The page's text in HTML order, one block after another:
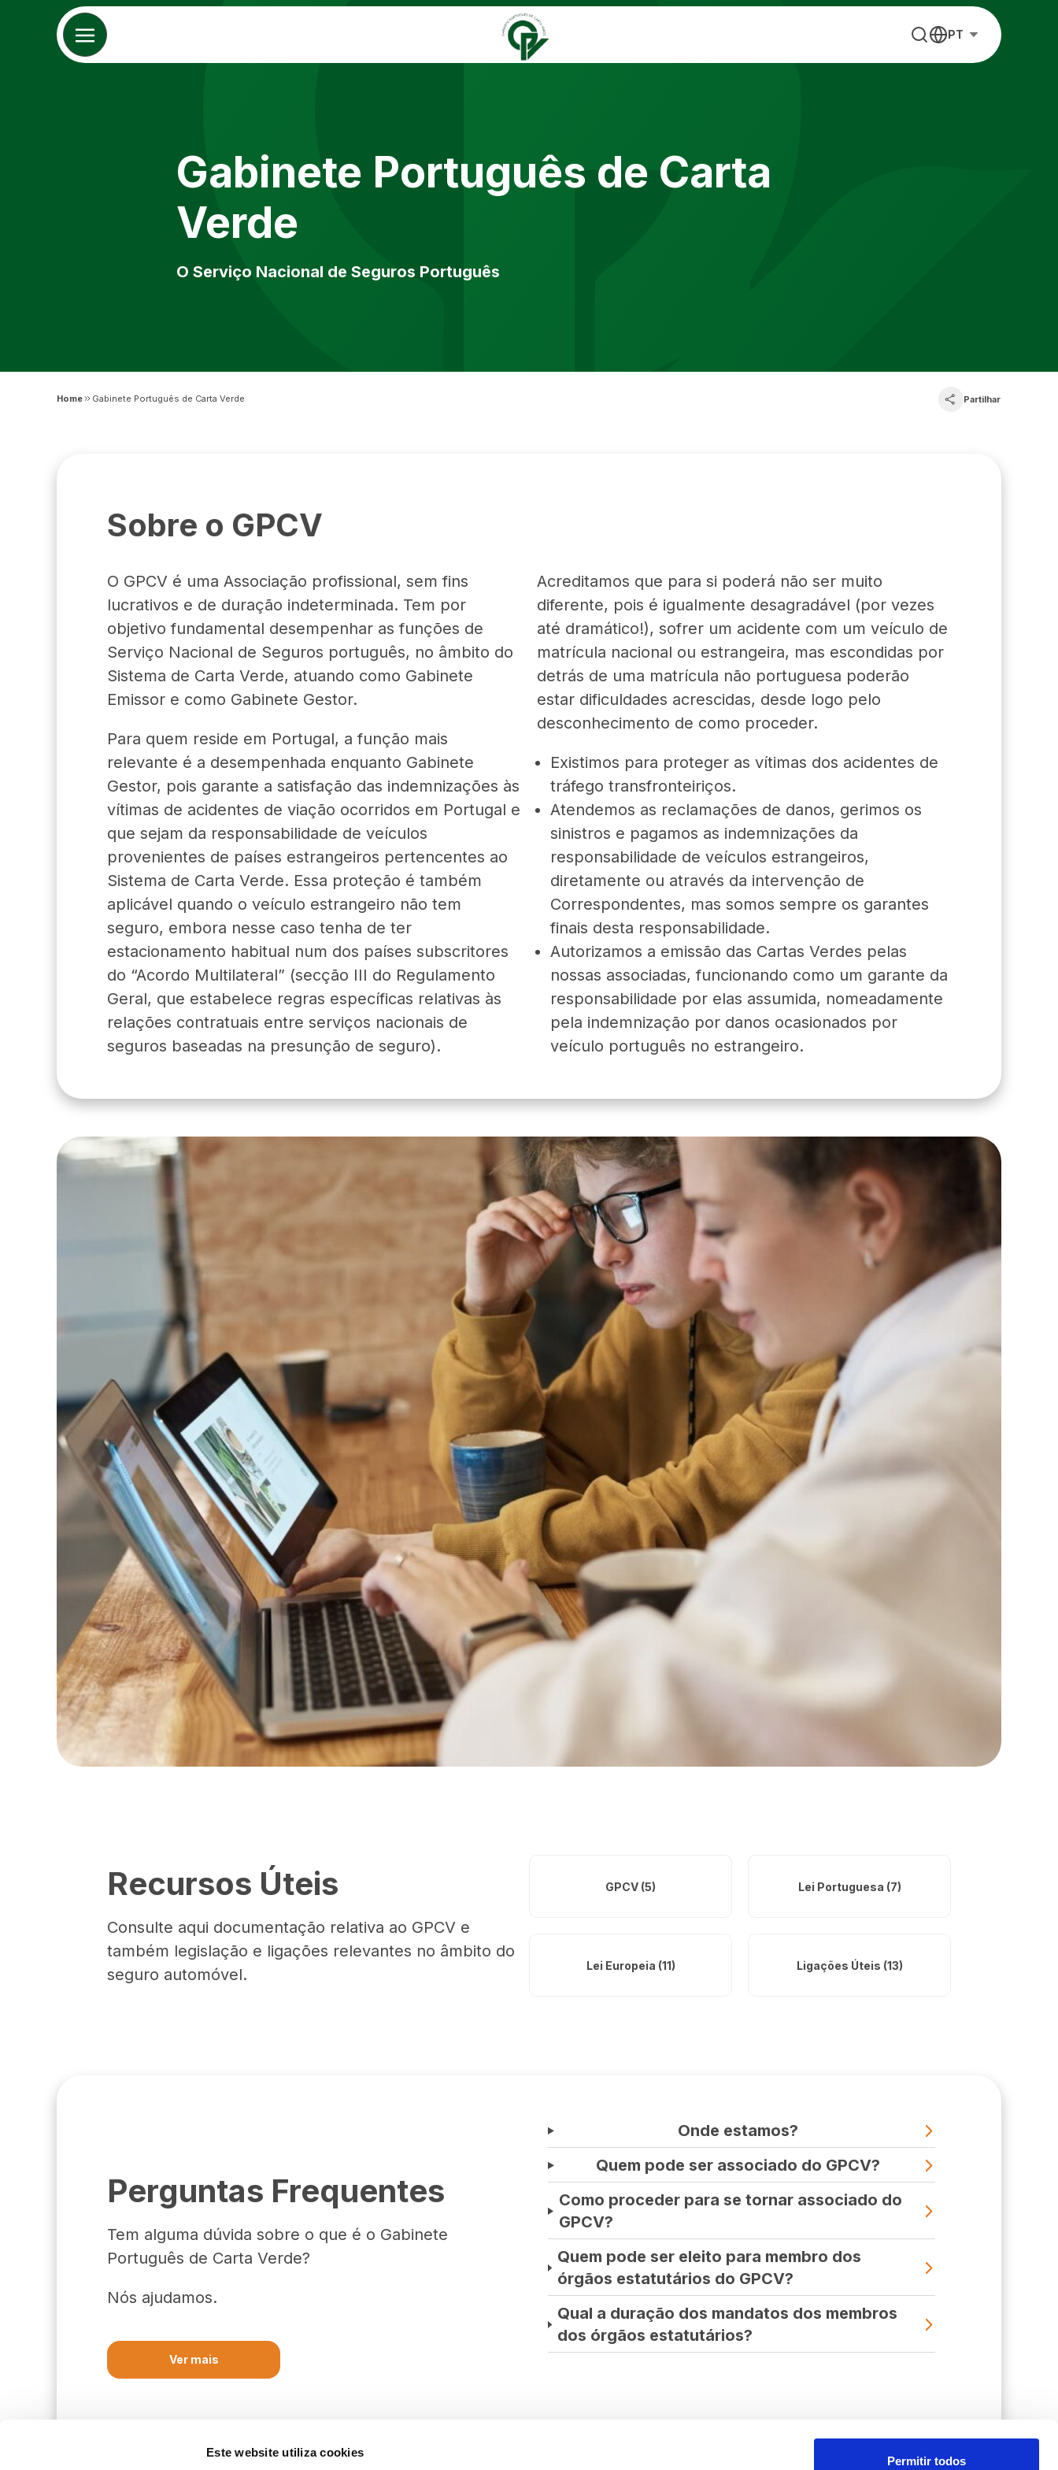
Este website utiliza cookies
Permitir todos
PT
Gabinete Português de Carta
Verde
O Serviço Nacional de Seguros Português
Home Gabinete Português de Carta Verde Partilhar
Sobre o GPCV
O GPCV é uma Associação profissional, sem fins
lucrativos e de duração indeterminada. Tem por
objetivo fundamental desempenhar as funções de
Serviço Nacional de Seguros português, no âmbito do
Sistema de Carta Verde, atuando como Gabinete
Emissor e como Gabinete Gestor.
Para quem reside em Portugal, a função mais
relevante é a desempenhada enquanto Gabinete
Gestor, pois garante a satisfação das indemnizações às
vítimas de acidentes de viação ocorridos em Portugal e
que sejam da responsabilidade de veículos
provenientes de países estrangeiros pertencentes ao
Sistema de Carta Verde. Essa proteção é também
aplicável quando o veículo estrangeiro não tem
seguro, embora nesse caso tenha de ter
estacionamento habitual num dos países subscritores
do “Acordo Multilateral” (secção III do Regulamento
Geral, que estabelece regras específicas relativas às
relações contratuais entre serviços nacionais de
seguros baseadas na presunção de seguro).
Acreditamos que para si poderá não ser muito
diferente, pois é igualmente desagradável (por vezes
até dramático!), sofrer um acidente com um veículo de
matrícula nacional ou estrangeira, mas escondidas por
detrás de uma matrícula não portuguesa poderão
estar dificuldades acrescidas, desde logo pelo
desconhecimento de como proceder.
Existimos para proteger as vítimas dos acidentes de
tráfego transfronteiriços.
Atendemos as reclamações de danos, gerimos os
sinistros e pagamos as indemnizações da
responsabilidade de veículos estrangeiros,
diretamente ou através da intervenção de
Correspondentes, mas somos sempre os garantes
finais desta responsabilidade.
Autorizamos a emissão das Cartas Verdes pelas
nossas associadas, funcionando como um garante da
responsabilidade por elas assumida, nomeadamente
pela indemnização por danos ocasionados por
veículo português no estrangeiro.
Recursos Úteis
Consulte aqui documentação relativa ao GPCV e
também legislação e ligações relevantes no âmbito do
seguro automóvel.
GPCV (5) Lei Portuguesa (7)
Lei Europeia (11) Ligações Úteis (13)
Perguntas Frequentes
Tem alguma dúvida sobre o que é o Gabinete
Português de Carta Verde?
Nós ajudamos.
Ver mais
Onde estamos?
Quem pode ser associado do GPCV?
Como proceder para se tornar associado do
GPCV?
Quem pode ser eleito para membro dos
órgãos estatutários do GPCV?
Qual a duração dos mandatos dos membros
dos órgãos estatutários?